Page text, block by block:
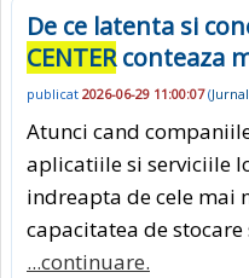
De ce latenta si
CENTERconteaza
publicat 2026-06-29 11:00:07(
Atunci cand
aplicatiile si serviciile
indreapta de cele mai
capacitatea de
...continuare.